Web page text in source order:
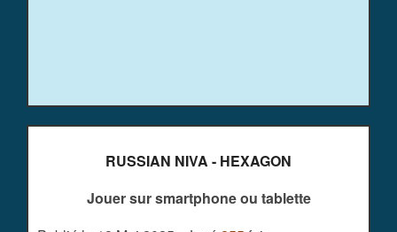
RUSSIAN NIVA - HEXAGON
Jouer sur smartphone ou tablette